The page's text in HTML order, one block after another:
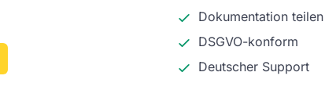
Dokumentation teilen
DSGVO-konform
Deutscher Support